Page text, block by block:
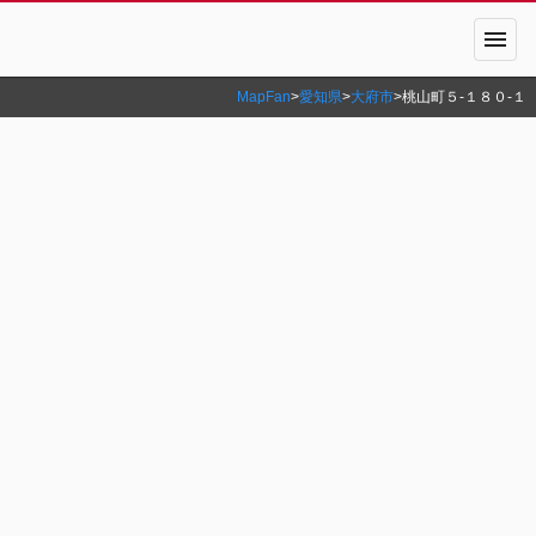
menu
MapFan>愛知県>大府市>桃山町５‐１８０‐１